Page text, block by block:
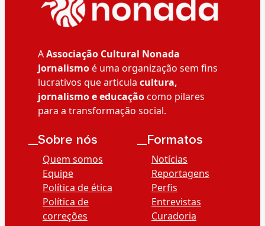
AAssociação Cultural Nonada
Jornalismoé uma organização sem fins
lucrativos que articula cultura,
jornalismo e educaçãocomo pilares
para a transformação social.
__Sobre nós
Quem somos
Equipe
Política de ética
Política de
correções
__Formatos
Notícias
Reportagens
Perfis
Entrevistas
Curadoria